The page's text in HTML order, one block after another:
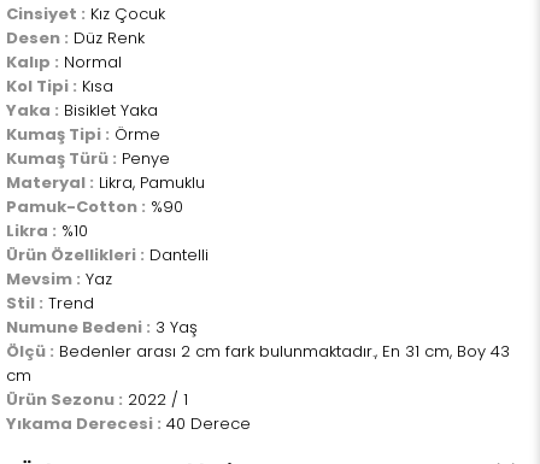
Cinsiyet : Kız Çocuk
Desen : Düz Renk
Kalıp : Normal
Kol Tipi : Kısa
Yaka : Bisiklet Yaka
Kumaş Tipi : Örme
Kumaş Türü : Penye
Materyal : Likra, Pamuklu
Pamuk-Cotton : %90
Likra : %10
Ürün Özellikleri : Dantelli
Mevsim : Yaz
Stil : Trend
Numune Bedeni : 3 Yaş
Ölçü : Bedenler arası 2 cm fark bulunmaktadır., En 31 cm, Boy 43
cm
Ürün Sezonu : 2022 / 1
Yıkama Derecesi : 40 Derece